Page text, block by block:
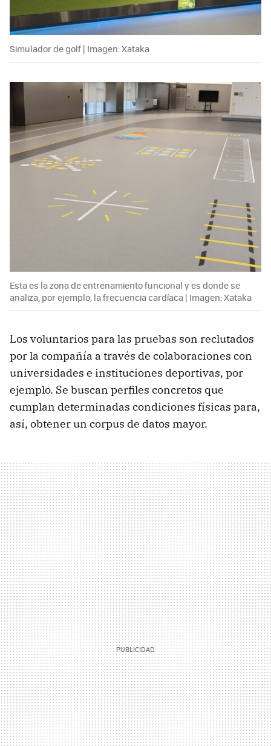
Simulador de golf | Imagen: Xataka
Esta es la zona de entrenamiento funcional y es donde se
analiza, por ejemplo, la frecuencia cardíaca | Imagen: Xataka
Los voluntarios para las pruebas son reclutados
por la compañía a través de colaboraciones con
universidades e instituciones deportivas, por
ejemplo. Se buscan perfiles concretos que
cumplan determinadas condiciones físicas para,
así, obtener un corpus de datos mayor.